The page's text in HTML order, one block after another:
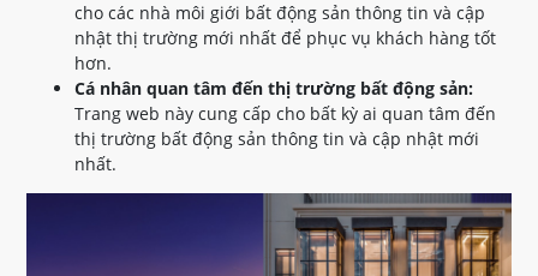
cho các nhà môi giới bất động sản thông tin và cập
nhật thị trường mới nhất để phục vụ khách hàng tốt
hơn.
Cá nhân quan tâm đến thị trường bất động sản:
Trang web này cung cấp cho bất kỳ ai quan tâm đến
thị trường bất động sản thông tin và cập nhật mới
nhất.